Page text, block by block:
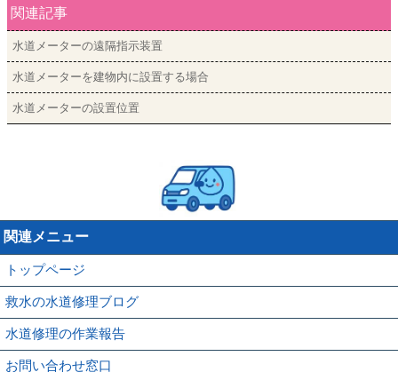
関連記事
水道メーターの遠隔指示装置
水道メーターを建物内に設置する場合
水道メーターの設置位置
関連メニュー
トップページ
救水の水道修理ブログ
水道修理の作業報告
お問い合わせ窓口